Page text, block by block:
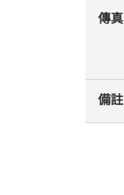
傳真
備註